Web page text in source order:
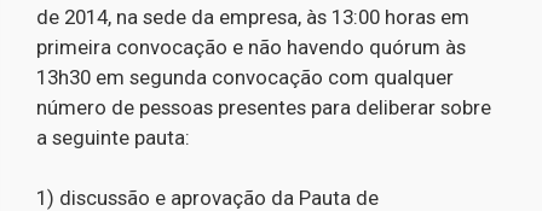
de 2014, na sede da empresa, às 13:00 horas em
primeira convocação e não havendo quórum às
13h30 em segunda convocação com qualquer
número de pessoas presentes para deliberar sobre
a seguinte pauta:
1) discussão e aprovação da Pauta de